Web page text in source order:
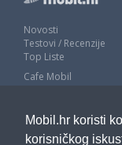
Mobil.hr koristi
korisničkog
Novosti
Testovi / Recenzije
Top Liste
Cafe Mobil
Impressum
Marketing